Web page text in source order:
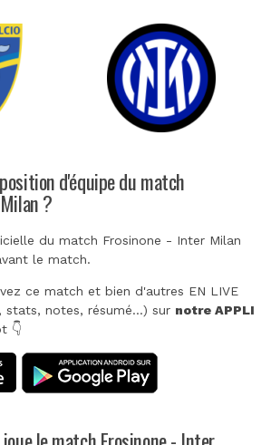
d'équipe du match
?
du match Frosinone - Inter Milan
le match.
ce match et bien d'autres EN LIVE
notes, résumé...) sur notre APPLI
👇